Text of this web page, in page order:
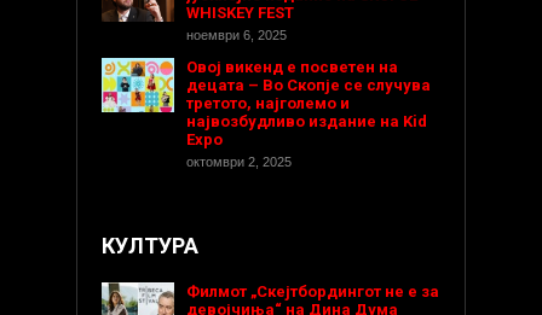
WHISKEY FEST
ноември 6, 2025
Овој викенд е посветен на
децата – Во Скопје се случува
третото, најголемо и
највозбудливо издание на Kid
Expo
октомври 2, 2025
КУЛТУРА
Филмот „Скејтбордингот не е за
девојчиња“ на Дина Дума